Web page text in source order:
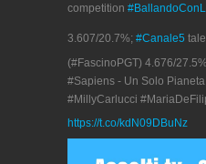
competition
3.607/20.7%; #Canale5
(#FascinoPGT) 4.676/
#Sapiens - Un Solo
#MillyCarlucci
https://t.co/kdN09DBuNz